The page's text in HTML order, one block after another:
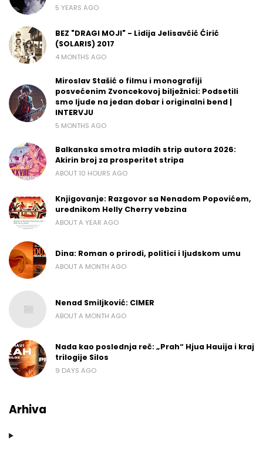
5 YEARS AGO
BEZ "DRAGI MOJI" - Lidija Jelisavčić Ćirić
(SOLARIS) 2017
4 MONTHS AGO
Miroslav Stašić o filmu i monografiji
posvećenim Zvoncekovoj bilježnici: Podsetili
smo ljude na jedan dobar i originalni bend |
INTERVJU
5 MONTHS AGO
Balkanska smotra mladih strip autora 2026:
Akirin broj za prosperitet stripa
ABOUT 10 HOURS AGO
Knjigovanje: Razgovor sa Nenadom Popovićem,
urednikom Helly Cherry vebzina
ABOUT A YEAR AGO
Dina: Roman o prirodi, politici i ljudskom umu
ABOUT A MONTH AGO
Nenad Smiljković: CIMER
ABOUT A MONTH AGO
Nada kao poslednja reč: „Prah“ Hjua Hauija i kraj
trilogije Silos
9 DAYS AGO
Arhiva